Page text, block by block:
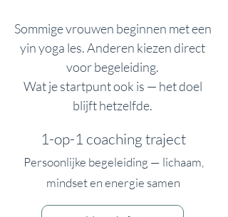
Sommige vrouwen beginnen met een
yin yoga les. Anderen kiezen direct
voor begeleiding.
Wat je startpunt ook is — het doel
blijft hetzelfde.
1-op-1 coaching traject
Persoonlijke begeleiding — lichaam,
mindset en energie samen